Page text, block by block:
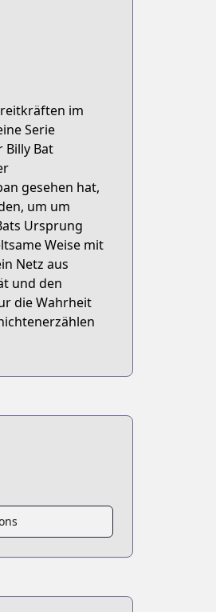
im
Serie
Billy Bat
gesehen hat,
um um
Ursprung
Weise mit
Netz aus
und den
die Wahrheit